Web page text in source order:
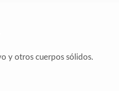
y otros cuerpos sólidos.